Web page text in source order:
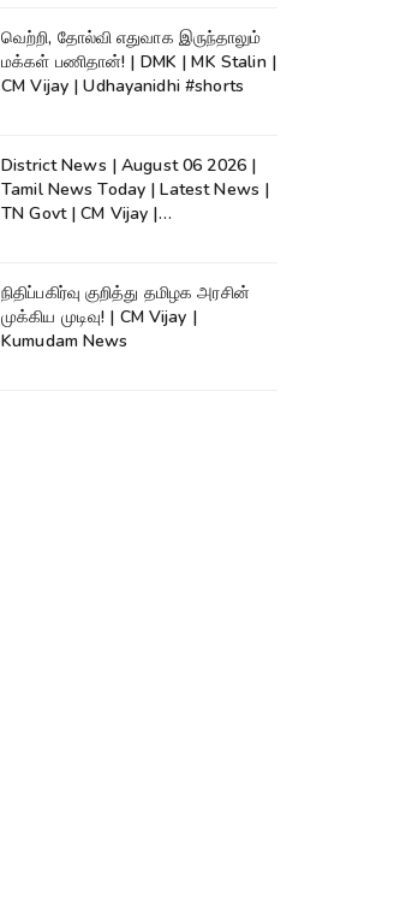
வெற்றி, தோல்வி எதுவாக இருந்தாலும்
மக்கள் பணிதான்! | DMK | MK Stalin |
CM Vijay | Udhayanidhi #shorts
District News | August 06 2026 |
Tamil News Today | Latest News |
TN Govt | CM Vijay |
நிதிப்பகிர்வு குறித்து தமிழக அரசின்
முக்கிய முடிவு! | CM Vijay |
Kumudam News